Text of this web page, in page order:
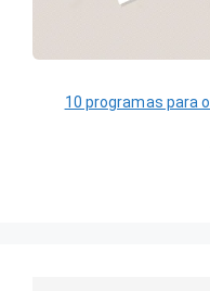
10 programas para